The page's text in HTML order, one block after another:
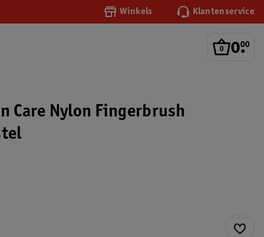
Winkels Klantenservice
0.
00
Care Nylon Fingerbrush